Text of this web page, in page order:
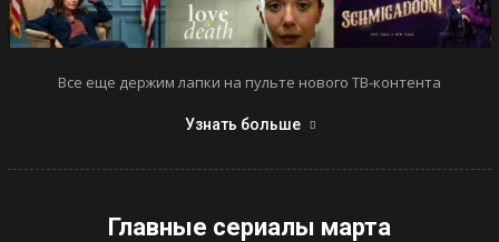
Все еще держим лапки на пульте нового ТВ-контента
Узнать больше
Главные сериалы марта